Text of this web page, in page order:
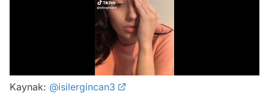
Kaynak: @isilergincan3